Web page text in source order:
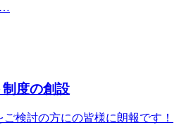
…
度の創設
検討の方にの皆様に朗報です！